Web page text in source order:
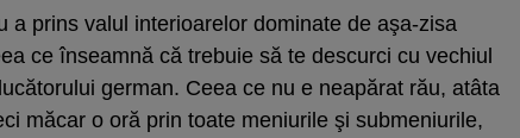
a prins valul interioarelor dominate de aşa-zisa
ce înseamnă că trebuie să te descurci cu vechiul
german. Ceea ce nu e neapărat rău, atâta
măcar o oră prin toate meniurile şi submeniurile,